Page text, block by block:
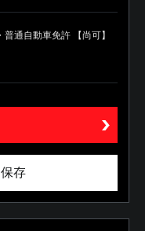
普通自動車免許 【尚可】
存